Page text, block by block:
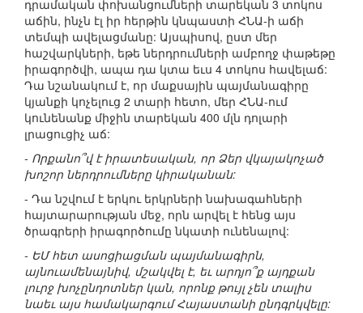
դրամական փոխանցումների տարեկան 3 տոկոս
աճին, ինչն էլ իր հերթին կնպաստի ՀՆԱ-ի աճի
տեմպի ավելացմանը: Այսպիսով, ըստ մեր
հաշվարկների, եթե ներդրումների ամբողջ փաթեթը
իրագործվի, ապա դա կտա եւս 4 տոկոս հավելաճ:
Դա նշանակում է, որ մաքսային պայմանագիրը
կյանքի կոչելուց 2 տարի հետո, մեր ՀՆԱ-ում
կունենանք միջին տարեկան 400 մլն դոլարի
լրացուցիչ աճ:
- Որքանո՞վ է իրատեսական, որ Ձեր վկայակոչած
խոշոր ներդրումները կիրականան:
- Դա նշվում է երկու երկրների նախագահների
հայտարարության մեջ, որն արվել է հենց այս
ծրագրերի իրագործումը նկատի ունենալով:
- ԵՄ հետ ասոցիացման պայմանագիրն,
այնուամենայնիվ, մշակվել է, եւ արդյո՞ք այդքան
լուրջ խոչընդոտներ կան, որոնք թույլ չեն տալիս
նաեւ այս համակարգում Հայաստանի ընդգրկվելը: